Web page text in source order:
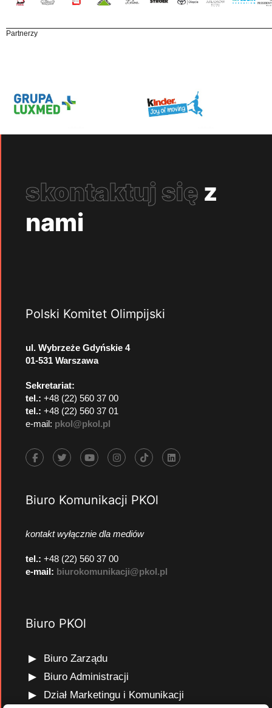
Partnerzy
skontaktuj się z
nami
Polski Komitet Olimpijski
ul. Wybrzeże Gdyńskie 4
01-531 Warszawa
Sekretariat:
tel.: +48 (22) 560 37 00
tel.: +48 (22) 560 37 01
e-mail: pkol@pkol.pl
Biuro Komunikacji PKOl
kontakt wyłącznie dla mediów
tel.: +48 (22) 560 37 00
e-mail: biurokomunikacji@pkol.pl
Biuro PKOl
Biuro Zarządu
Biuro Administracji
Dział Marketingu i Komunikacji